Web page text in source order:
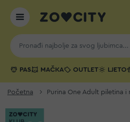
PAS MAČKA OUTLET LJETO
Početna Purina One Adult piletina i